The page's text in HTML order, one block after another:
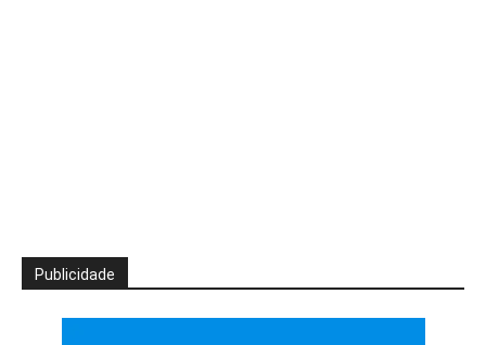
Publicidade